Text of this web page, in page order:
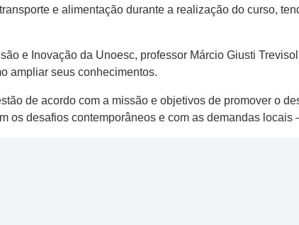
e alimentação durante a realização do curso,
e Inovação da Unoesc, professor Márcio Giusti
ampliar seus conhecimentos.
de acordo com a missão e objetivos de promover o
os desafios contemporâneos e com as demandas